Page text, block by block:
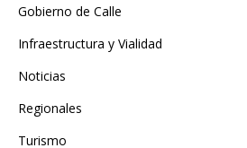
Gobierno de Calle
Infraestructura y Vialidad
Noticias
Regionales
Turismo